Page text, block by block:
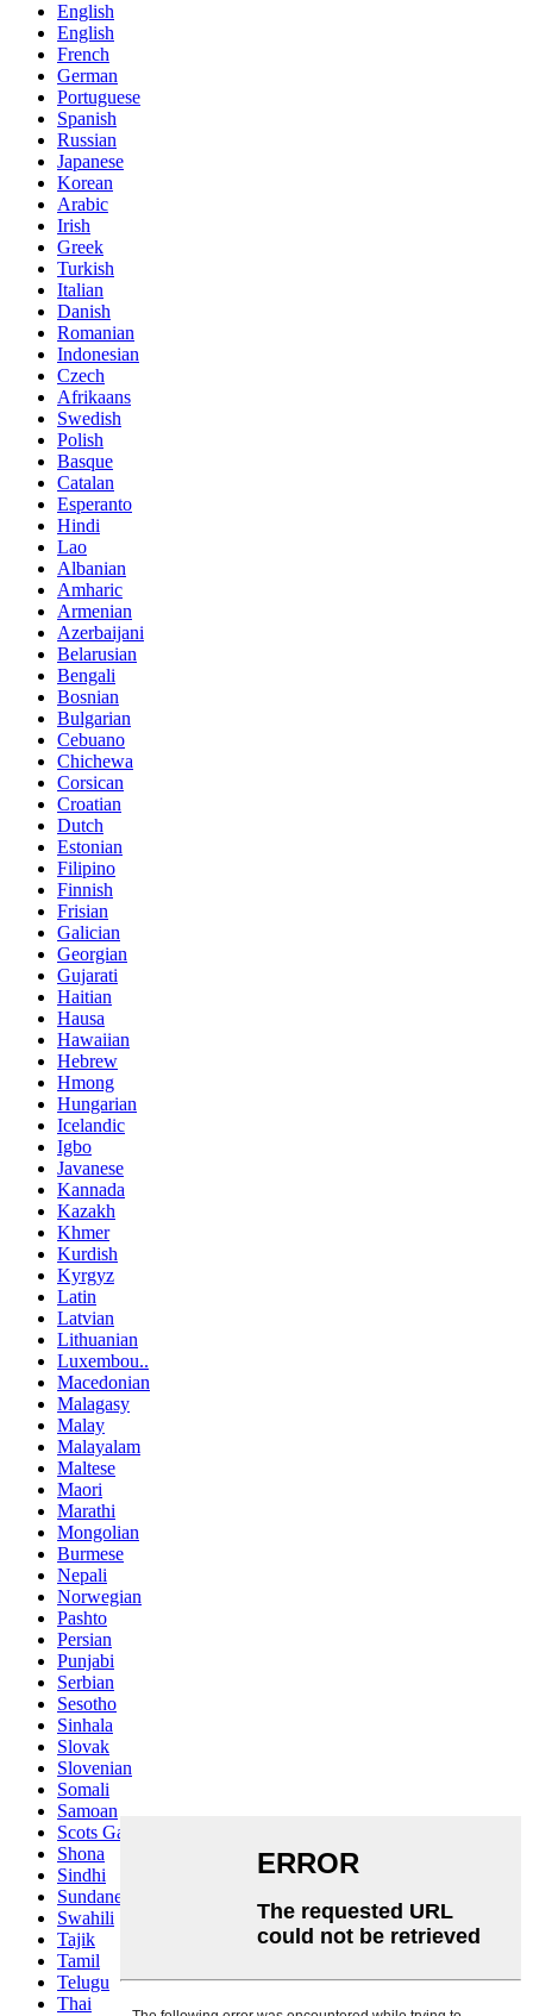
English
English
French
German
Portuguese
Spanish
Russian
Japanese
Korean
Arabic
Irish
Greek
Turkish
Italian
Danish
Romanian
Indonesian
Czech
Afrikaans
Swedish
Polish
Basque
Catalan
Esperanto
Hindi
Lao
Albanian
Amharic
Armenian
Azerbaijani
Belarusian
Bengali
Bosnian
Bulgarian
Cebuano
Chichewa
Corsican
Croatian
Dutch
Estonian
Filipino
Finnish
Frisian
Galician
Georgian
Gujarati
Haitian
Hausa
Hawaiian
Hebrew
Hmong
Hungarian
Icelandic
Igbo
Javanese
Kannada
Kazakh
Khmer
Kurdish
Kyrgyz
Latin
Latvian
Lithuanian
Luxembou..
Macedonian
Malagasy
Malay
Malayalam
Maltese
Maori
Marathi
Mongolian
Burmese
Nepali
Norwegian
Pashto
Persian
Punjabi
Serbian
Sesotho
Sinhala
Slovak
Slovenian
Somali
Samoan
Scots Gaelic
Shona
Sindhi
Sundanese
Swahili
Tajik
Tamil
Telugu
Thai